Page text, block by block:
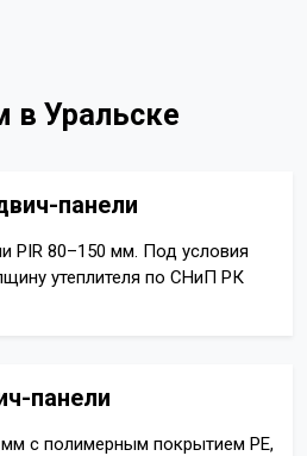
в Уральске
панели
PIR 80–150 мм. Под условия
утеплителя по СНиП РК
панели
с полимерным покрытием PE,